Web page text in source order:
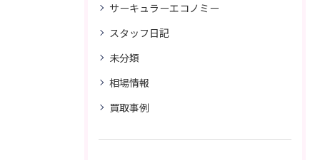
サーキュラーエコノミー
スタッフ日記
未分類
相場情報
買取事例